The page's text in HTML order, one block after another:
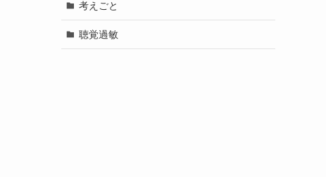
考えごと
聴覚過敏